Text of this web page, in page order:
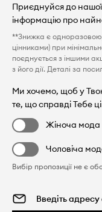
Приєднуйся до
інформацію про
**Знижка є
цінниками) при
поєднується з іншими
з його дії. Деталі за
Ми хочемо, щоб у
те, що справді Тебе
Жіноча мода
Чоловіча
Вибір пропозиції не є